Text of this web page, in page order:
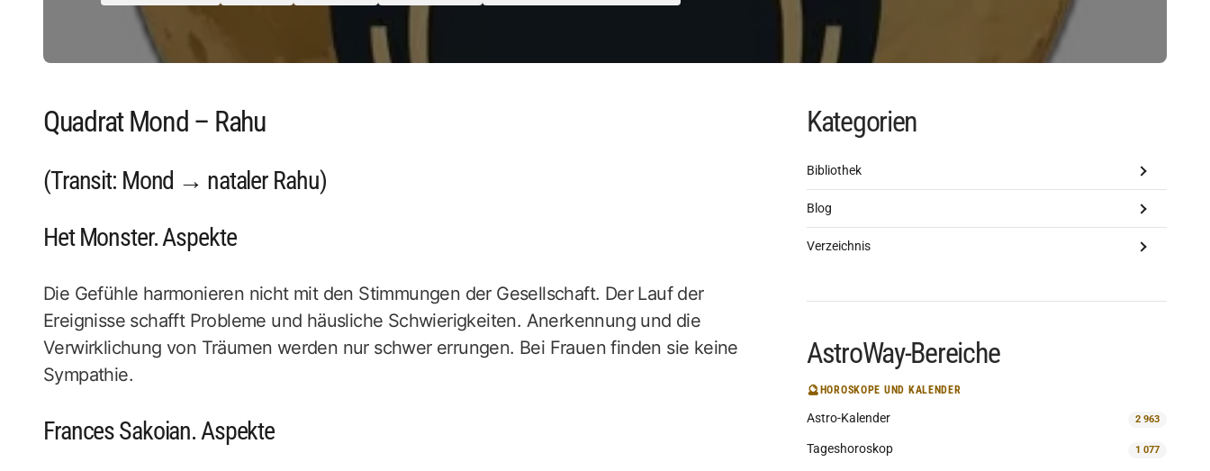
Quadrat Mond – Rahu
(Transit: Mond → nataler Rahu)
Het Monster. Aspekte
Die Gefühle harmonieren nicht mit den Stimmungen der Gesellschaft. Der Lauf der
Ereignisse schafft Probleme und häusliche Schwierigkeiten. Anerkennung und die
Verwirklichung von Träumen werden nur schwer errungen. Bei Frauen finden sie keine
Sympathie.
Frances Sakoian. Aspekte
Kategorien
Bibliothek
Blog
Verzeichnis
AstroWay-Bereiche
🔮HOROSKOPE UND KALENDER
Astro-Kalender 2 963
Tageshoroskop 1 077